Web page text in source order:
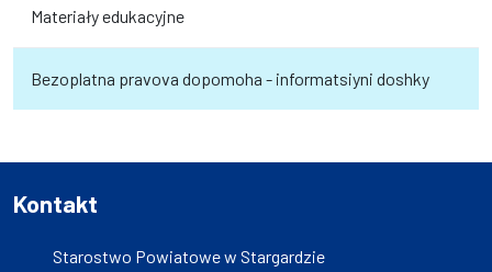
Materiały edukacyjne
Bezoplatna pravova dopomoha - informatsiyni doshky
Kontakt
Starostwo Powiatowe w Stargardzie